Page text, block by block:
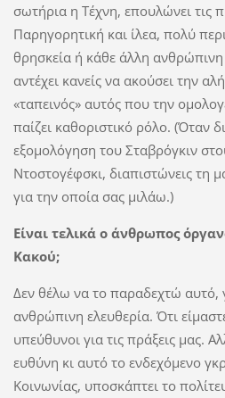
σωτήρια η Τέχνη, επουλώνει τις
Παρηγορητική και ίλεα, πολύ
θρησκεία ή κάθε άλλη
αντέχει κανείς να ακούσει την
«ταπεινός» αυτός που την
παίζει καθοριστικό ρόλο. (Όταν
εξομολόγηση του Σταβρόγκιν
Ντοστογέφσκι, διαπιστώνεις τη
για την οποία σας μιλάω.)
Είναι τελικά ο άνθρωπος
Κακού;
Δεν θέλω να το παραδεχτώ αυτό,
ανθρώπινη ελευθερία. Ότι
υπεύθυνοι για τις πράξεις μας.
ευθύνη κι αυτό το ενδεχόμενο
Κοινωνίας, υποσκάπτει το